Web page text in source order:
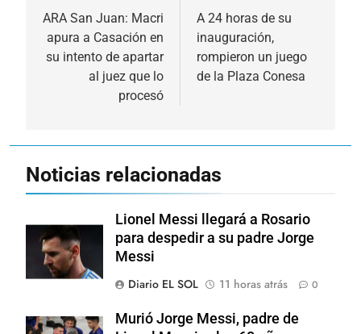
de
entradas
ARA San Juan: Macri
apura a Casación en
su intento de apartar
al juez que lo
procesó
A 24 horas de su
inauguración,
rompieron un juego
de la Plaza Conesa
Noticias relacionadas
Lionel Messi llegará a Rosario
para despedir a su padre Jorge
Messi
Diario EL SOL
11 horas atrás 0
Murió Jorge Messi, padre de